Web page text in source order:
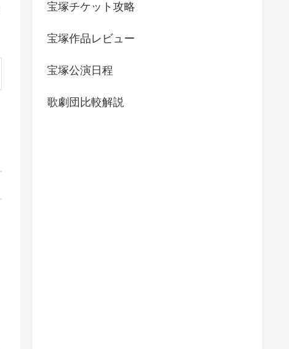
宝塚チケット攻略
宝塚作品レビュー
宝塚公演日程
歌劇団比較解説